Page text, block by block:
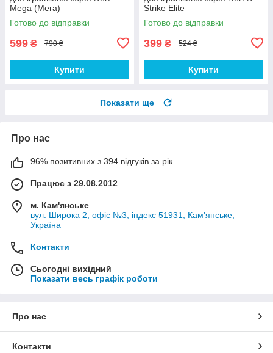
Mega (Мега)
Готово до відправки
599 ₴ 790 ₴
Купити
Strike Elite
Готово до відправки
399 ₴ 524 ₴
Купити
Показати ще
Про нас
96% позитивних з 394 відгуків за рік
Працює з 29.08.2012
м. Кам'янське
вул. Широка 2, офіс №3, індекс 51931, Кам'янське,
Україна
Контакти
Сьогодні вихідний
Показати весь графік роботи
Про нас
Контакти